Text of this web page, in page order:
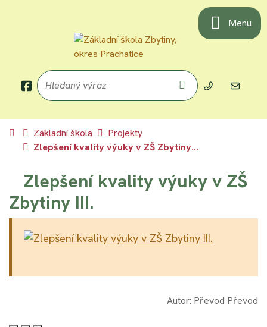
Rovnou na obsah
Rovnou na menu
Hledaný výraz Hledat+420 797 991
Menu
Úvodní stránka
Základní škola
Projekty
Zlepšení kvality výuky v ZŠ Zbytiny...
Zlepšení kvality výuky v ZŠ
Zbytiny III.
Autor: Převod Převod